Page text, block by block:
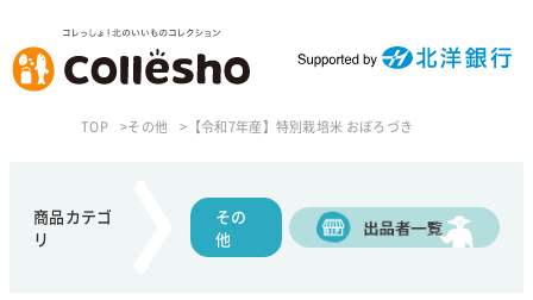
TOP その他 【令和7年産】特別栽培米 おぼろづき
商品カテゴ
リ
その
他